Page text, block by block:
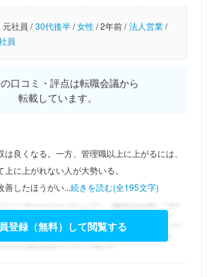
元社員 / 30代後半/女性/2年前 / 法人営業/
員
口コミ・評点は転職会議から
転載しています。
良くなる。一方、管理職以上に上がるには、
に上がれない人が大勢いる。
善したほうがい...続きを読む(全195文字)
登録（無料）して閲覧する